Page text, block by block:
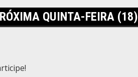
QUINTA-FEIRA (18)